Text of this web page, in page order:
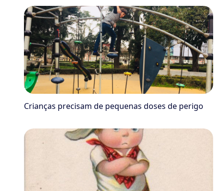
Crianças precisam de pequenas doses de perigo